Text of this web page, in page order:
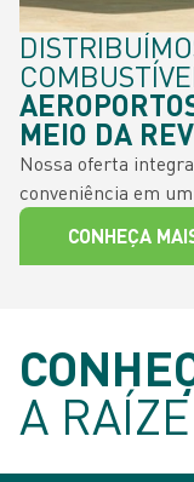
A PARTIR
BIOENERGIA
Utilizamos a cana
açúcar,
Cada etapa agrega
CONHEÇA
A